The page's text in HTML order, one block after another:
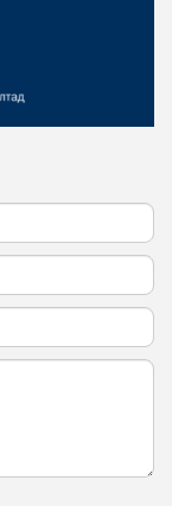
АЖЛЫН АЛБАНЫ
ЯАМАНД